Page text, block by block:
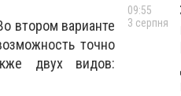
втором варианте
точно
двух видов:
09:55
3 серпня